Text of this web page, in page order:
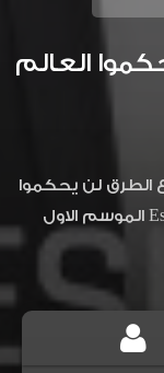
العالم
لن يحكموا
العالم Eskiya Dünyaya Hükümdar Olmaz HD الموسم الاول